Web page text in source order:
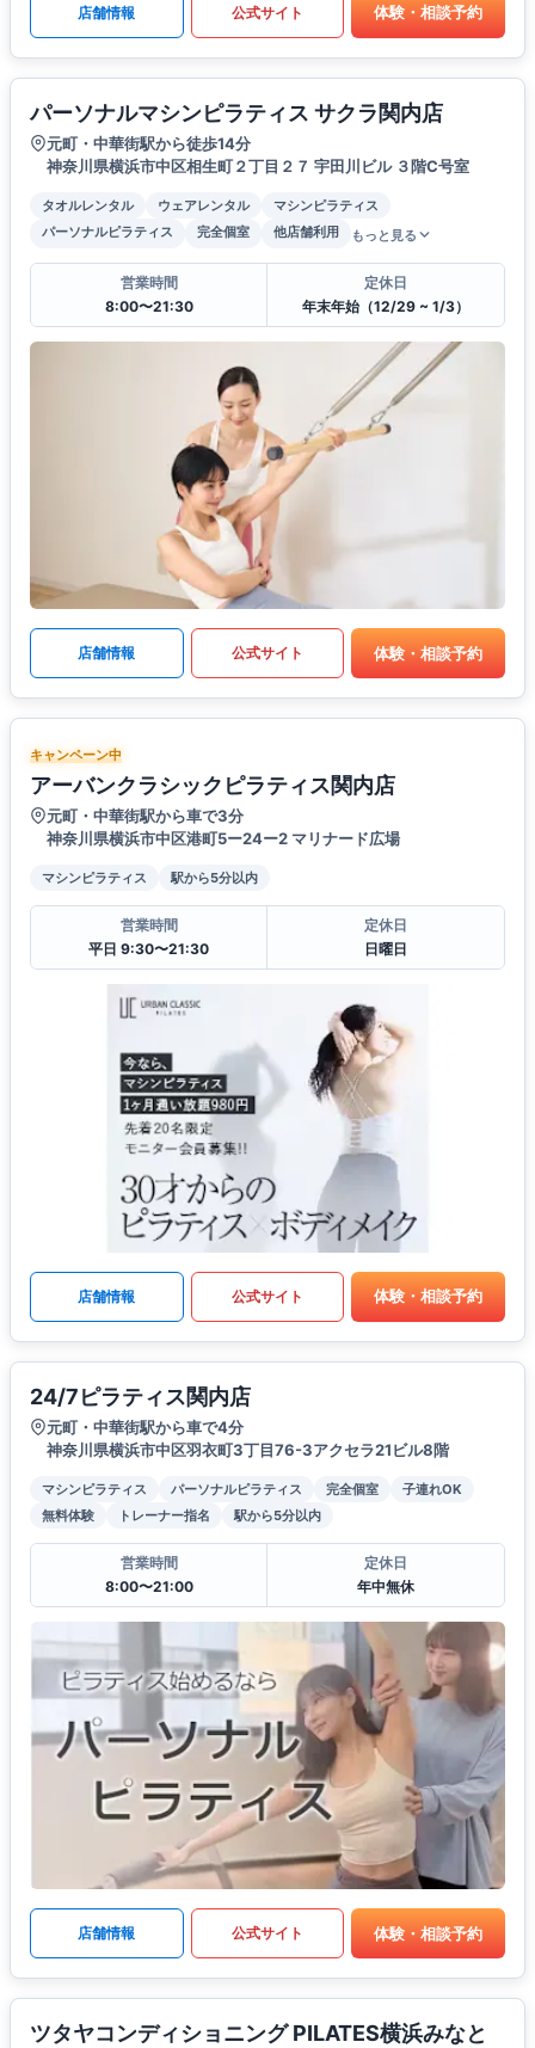
店舗情報 公式サイト 体験・相談予約
パーソナルマシンピラティス サクラ関内店
元町・中華街駅から徒歩14分
神奈川県横浜市中区相生町２丁目２７ 宇田川ビル ３階C号室
タオルレンタル ウェアレンタル
マシンピラティス
パーソナルピラティス
完全個室 他店舗利用 もっと見る
営業時間
8:00〜21:30
定休日
年末年始（12/29 ~ 1/3）
店舗情報 公式サイト 体験・相談予約
キャンペーン中
アーバンクラシックピラティス関内店
元町・中華街駅から車で3分
神奈川県横浜市中区港町5ー24ー2 マリナード広場
マシンピラティス 駅から5分以内
営業時間
平日 9:30〜21:30
定休日
日曜日
店舗情報 公式サイト 体験・相談予約
24/7ピラティス関内店
元町・中華街駅から車で4分
神奈川県横浜市中区羽衣町3丁目76-3アクセラ21ビル8階
マシンピラティス パーソナルピラティス 完全個室
子連れOK
無料体験
トレーナー指名 駅から5分以内
営業時間
8:00〜21:00
定休日
年中無休
店舗情報 公式サイト 体験・相談予約
ツタヤコンディショニング PILATES横浜みなと